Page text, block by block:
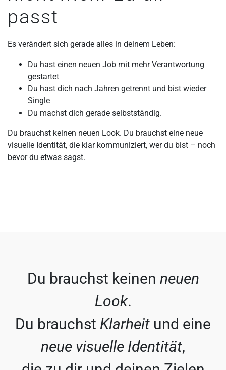
passt
Es verändert sich gerade alles in deinem Leben:
Du hast einen neuen Job mit mehr Verantwortung
gestartet
Du hast dich nach Jahren getrennt und bist wieder
Single
Du machst dich gerade selbstständig.
Du brauchst keinen neuen Look. Du brauchst eine neue
visuelle Identität, die klar kommuniziert, wer du bist – noch
bevor du etwas sagst.
Du brauchst keinen neuen
Look.
Du brauchst Klarheit und eine
neue visuelle Identität,